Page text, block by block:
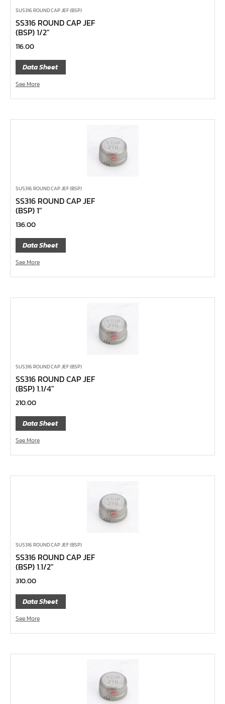
กล่องเครื่องมือ
ประแจ-แหวน-ปากตาย
ไขควง
ข้อต่อทองเหลือง,copperลม
เครื่องยิงรีเวทนัท
กระบอกอัดจารบี
บ๊อกข้ออ่อน 1/4"
ไขควงตอก
ไขควงข้อต่อ
ไขควงท๊อกซ์,ไขควงท๊อกซ์มีรู
ไขควงหัวบ๊อกซ์
หัวขัน
ข้อต่อฟรี
ข้ออ่อน
ข้อต่อ หักมุม
ข้อต่อ
ด้ามฟรี หัวกลม คอพับ ด้ามยาง 1/4", 3/8", 1/2"
ด้ามฟรี หัวกลม คอพับ ด้ามเหล็ก 1/4", 3/8", 1/2", 1"
ด้ามฟรี หัวกลม ด้ามยาง 1/4", 3/8", 1/2"
ด้ามฟรี หัวกลม ด้ามเรียบ 1/4", 3/8", 1/2"
ด้ามฟรี หัวกลม ด้ามเหล็ก 1/4", 3/8", 1/2", 1"
ด้ามฟรี ยาง คอพับ กดปุ่ม
SUS316 ROUND CAP JEF (BSP)
SS316 ROUND CAP JEF
(BSP) 1/2″
116.00
Data Sheet
See More
SUS316 ROUND CAP JEF (BSP)
SS316 ROUND CAP JEF
(BSP) 1″
136.00
Data Sheet
See More
SUS316 ROUND CAP JEF (BSP)
SS316 ROUND CAP JEF
(BSP) 1.1/4″
210.00
Data Sheet
See More
SUS316 ROUND CAP JEF (BSP)
SS316 ROUND CAP JEF
(BSP) 1.1/2″
310.00
Data Sheet
See More